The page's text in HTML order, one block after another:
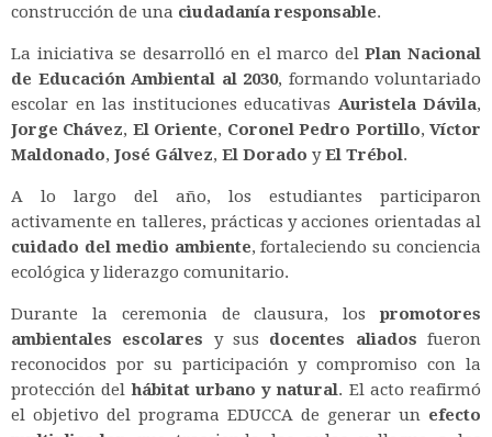
construcción de una ciudadanía responsable.
La iniciativa se desarrolló en el marco delPlan Nacional
de Educación Ambiental al 2030, formando voluntariado
escolar en las instituciones educativas Auristela Dávila,
Jorge Chávez, El Oriente, Coronel Pedro Portillo,Víctor
Maldonado, José Gálvez, El Dorado yEl Trébol.
A lo largo del año, los estudiantes participaron
activamente en talleres, prácticas y acciones orientadas al
cuidado del medio ambiente, fortaleciendo su conciencia
ecológica y liderazgo comunitario.
Durante la ceremonia de clausura, los promotores
ambientales escolares y sus docentes aliados fueron
reconocidos por su participación y compromiso con la
protección delhábitat urbano y natural. El acto reafirmó
el objetivo del programa EDUCCA de generar un efecto